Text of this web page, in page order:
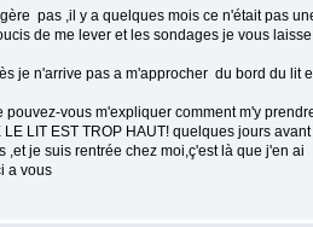
pas ,il y a quelques mois ce n'était pas
de me lever et les sondages je vous laisse
je n'arrive pas a m'approcher du bord du lit
vous m'expliquer comment m'y
LIT EST TROP HAUT! quelques jours avant
je suis rentrée chez moi,ç'est là que j'en ai
a vous